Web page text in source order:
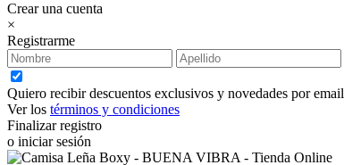
Crear una cuenta
×
Registrarme
Quiero recibir descuentos exclusivos y novedades por email
Ver los términos y condiciones
Finalizar registro
o iniciar sesión